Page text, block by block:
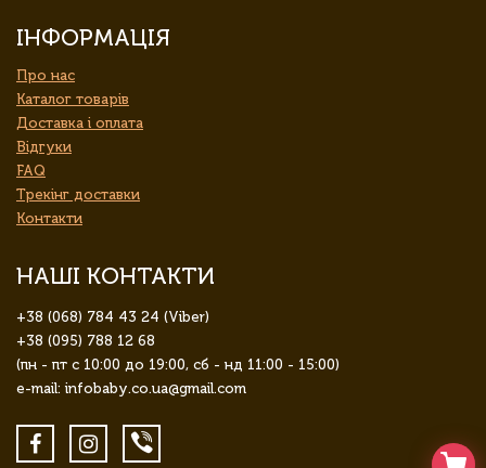
ІНФОРМАЦІЯ
Про нас
Каталог товарів
Доставка і оплата
Відгуки
FAQ
Трекінг доставки
Контакти
НАШІ КОНТАКТИ
+38 (068) 784 43 24 (Viber)
+38 (095) 788 12 68
(пн - пт с 10:00 до 19:00, сб - нд 11:00 - 15:00)
e-mail: infobaby.co.ua@gmail.com